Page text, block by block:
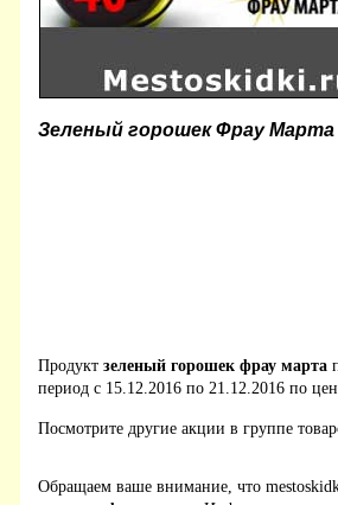
Зеленый горошек Фрау Марта
Продукт зеленый горошек фрау марта
период с 15.12.2016 по 21.12.2016 по
Посмотрите другие акции в группе
Обращаем ваше внимание, что